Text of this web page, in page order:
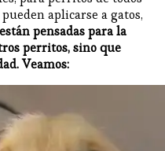
aplicarse a gatos,
pensadas para la
perritos, sino que
Veamos: